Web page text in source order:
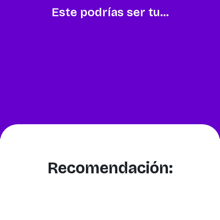
Este podrías ser tu...
Recomendación: